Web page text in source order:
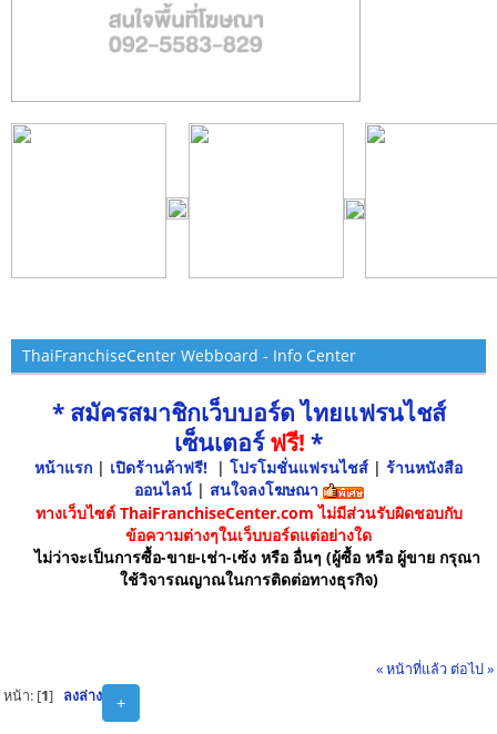
ThaiFranchiseCenter Webboard - Info Center
* สมัครสมาชิกเว็บบอร์ด ไทยแฟรนไชส์
เซ็นเตอร์ฟรี! *
หน้าแรก | เปิดร้านค้าฟรี! | โปรโมชั่นแฟรนไชส์ | ร้านหนังสือ
ออนไลน์ | สนใจลงโฆษณา
ทางเว็บไซต์ ThaiFranchiseCenter.com ไม่มีส่วนรับผิดชอบกับ
ข้อความต่างๆในเว็บบอร์ดแต่อย่างใด
ไม่ว่าจะเป็นการซื้อ-ขาย-เช่า-เซ้ง หรือ อื่นๆ (ผู้ซื้อ หรือ ผู้ขาย กรุณา
ใช้วิจารณญาณในการติดต่อทางธุรกิจ)
« หน้าที่แล้ว ต่อไป »
+
หน้า: [1] ลงล่าง